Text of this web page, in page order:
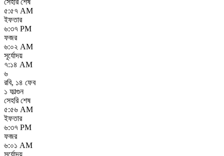
৫:৫৭ AM
ইফতার
৬:৩৭ PM
ফজর
৬:০২ AM
সূর্যোদয়
৭:১৪ AM
৬
রবি, ১৪ ফেব
১ ফাল্গুন
সেহরি শেষ
৫:৫৬ AM
ইফতার
৬:৩৭ PM
ফজর
৬:০১ AM
সূর্যোদয়